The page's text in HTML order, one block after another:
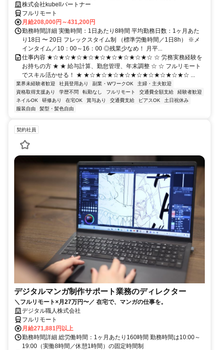
株式会社kubellパートナー
フルリモート
月給208,000円～431,200円
勤務時間詳細 実働時間：1日あたり8時間 平均勤務日数：1ヶ月あた
り18日 〜 20日 フレックスタイム制 （標準労働時間／1日8h） ※メ
インタイム／10：00～16：00 ◎残業少なめ！ 月平...
仕事内容 ★☆★☆★☆★☆★☆★☆★☆★☆★☆ ☆ 労務実務経験を
お持ちの方 ★ ★ 給与計算、勤怠管理、年末調整 ☆ ☆ フルリモート
でスキル活かせる！ ★ ★☆★☆★☆★☆★☆★☆★☆★☆★☆ ...
業界未経験者歓迎 社員登用あり 副業・WワークOK
主婦・主夫歓迎
資格取得支援あり
学歴不問 転勤なし フルリモート 交通費全額支給
経験者歓迎
ネイルOK
研修あり 在宅OK 賞与あり 交通費支給 ピアスOK
土日祝休み
服装自由
髪型・髪色自由
契約社員
デジタルマンガ制作サポート業務のディレクター
＼フルリモート×月27万円〜／ 在宅で、マンガの仕事を。
デジタル職人株式会社
フルリモート
月給271,881円以上
勤務時間詳細 総労働時間：1ヶ月あたり160時間 勤務時間は10:00～
19:00（実働8時間／休憩1時間）の固定時間制